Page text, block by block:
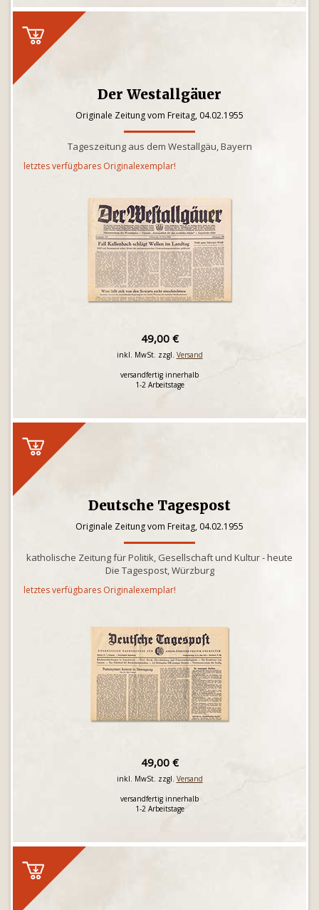
Der Westallgäuer
Originale Zeitung vom Freitag, 04.02.1955
Tageszeitung aus dem Westallgäu, Bayern
letztes verfügbares Originalexemplar!
49,00 €
inkl. MwSt. zzgl. Versand
versandfertig innerhalb
1-2 Arbeitstage
Deutsche Tagespost
Originale Zeitung vom Freitag, 04.02.1955
katholische Zeitung für Politik, Gesellschaft und Kultur - heute
Die Tagespost, Würzburg
letztes verfügbares Originalexemplar!
49,00 €
inkl. MwSt. zzgl. Versand
versandfertig innerhalb
1-2 Arbeitstage